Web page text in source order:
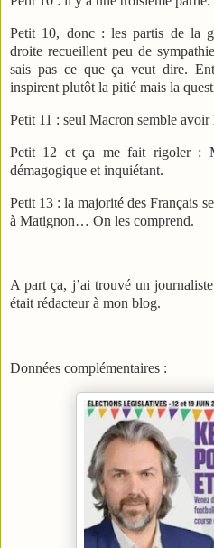
Petit 10, donc : les partis de la
droite recueillent peu de
sais pas ce que ça veut dire.
inspirent plutôt la pitié mais la
Petit 11 : seul Macron semble avoir
Petit 12 et ça me fait rigoler :
démagogique et inquiétant.
Petit 13 : la majorité des Français
à Matignon… On les comprend.
A part ça, j’ai trouvé un
était rédacteur à mon blog.
Données complémentaires :